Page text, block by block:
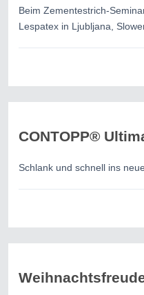
Beim Zementestrich-
Lespatex in Ljubljana,
CONTOPP®
Schlank und schnell ins